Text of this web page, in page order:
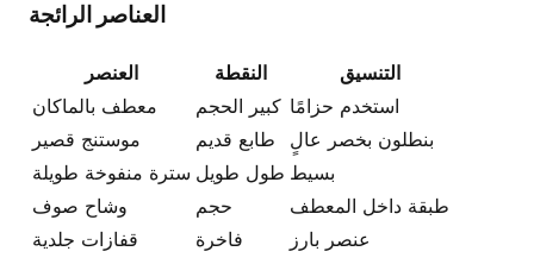
العناصر الرائجة
العنصر النقطة
التنسيق
معطف بالماكان
كبير الحجم استخدم حزامًا
موستنج قصير
طابع قديم
بنطلون بخصر عالٍ
سترة منفوخة طويلة طول طويل بسيط
وشاح صوف
حجم
طبقة داخل المعطف
قفازات جلدية
فاخرة عنصر بارز